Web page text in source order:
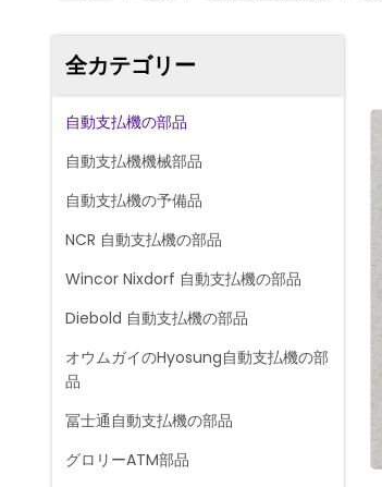
全カテゴリー
自動支払機の部品
自動支払機機械部品
自動支払機の予備品
NCR 自動支払機の部品
Wincor Nixdorf 自動支払機の部品
Diebold 自動支払機の部品
オウムガイのHyosung自動支払機の部
品
冨士通自動支払機の部品
グロリーATM部品